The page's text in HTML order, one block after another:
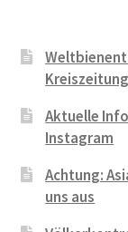
Kreiszeitung
Aktuelle
Instagram
Achtung:
uns aus